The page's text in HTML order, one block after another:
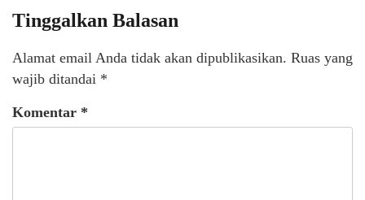
Tinggalkan Balasan
Alamat email Anda tidak akan dipublikasikan. Ruas yang
wajib ditandai *
Komentar *